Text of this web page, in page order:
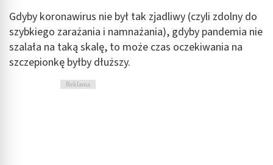
Gdyby koronawirus nie był tak zjadliwy (czyli zdolny do
szybkiego zarażania i namnażania), gdyby pandemia nie
szalała na taką skalę, to może czas oczekiwania na
szczepionkę byłby dłuższy.
Reklama